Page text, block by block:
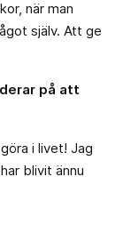
när man
själv. Att ge
på att
i livet! Jag
blivit ännu